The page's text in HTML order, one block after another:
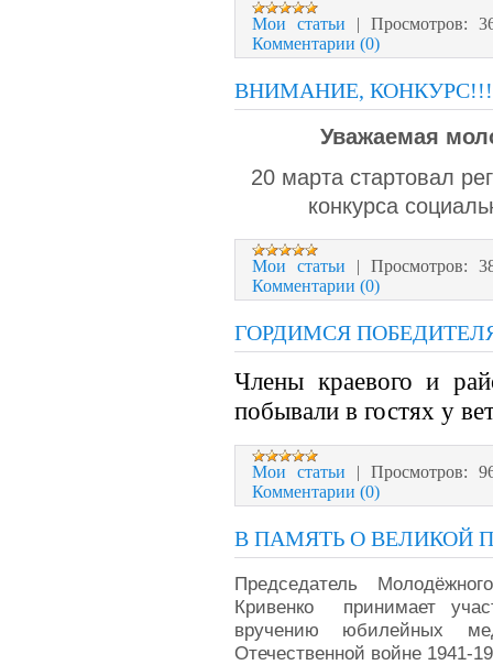
Мои статьи | Просмотров:
Комментарии (0)
ВНИМАНИЕ, КОНКУРС!!!
Уважаемая
20 марта стартовал
конкурса
Мои статьи | Просмотров:
Комментарии (0)
ГОРДИМСЯ
Члены краевого и
побывали в гостях у
Мои статьи | Просмотров:
Комментарии (0)
В ПАМЯТЬ О ВЕЛИКОЙ
Председатель
Кривенко принимает
вручению юбилейных
Отечественной войне 1941-